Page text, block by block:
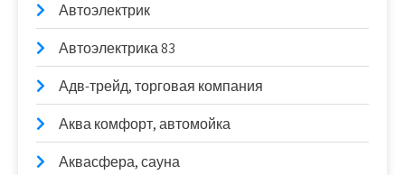
Автоэлектрик
Автоэлектрика 83
Адв-трейд, торговая компания
Аква комфорт, автомойка
Аквасфера, сауна